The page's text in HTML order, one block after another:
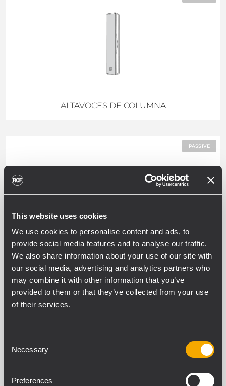
This website uses cookies
We use cookies to personalise content and ads, to
provide social media features and to analyse our traffic.
We also share information about your use of our site with
our social media, advertising and analytics partners who
may combine it with other information that you’ve
provided to them or that they’ve collected from your use
of their services.
Selection
Necessary
Preferences
ALTAVOCES DE COLUMNA
PASSIVE
SUBWOOFERS
ALL WEATHER PROFESSIONAL
OUTDOOR WEATHERPROOF SOUND